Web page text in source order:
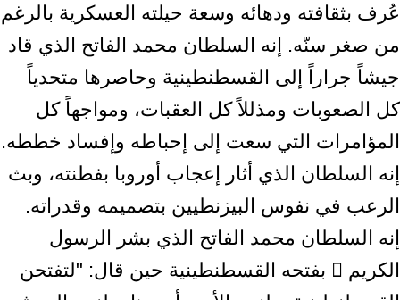
عُرف بثقافته ودهائه وسعة حيلته العسكرية بالرغم
من صغر سنّه. إنه السلطان محمد الفاتح الذي قاد
جيشاً جراراً إلى القسطنطينية وحاصرها متحدياً
كل الصعوبات ومذللاً كل العقبات، ومواجهاً كل
المؤامرات التي سعت إلى إحباطه وإفساد خططه.
إنه السلطان الذي أثار إعجاب أوروبا بفطنته، وبث
الرعب في نفوس البيزنطيين بتصميمه وقدراته.
إنه السلطان محمد الفاتح الذي بشر الرسول
الكريم  بفتحه القسطنطينية حين قال: "لتفتحن